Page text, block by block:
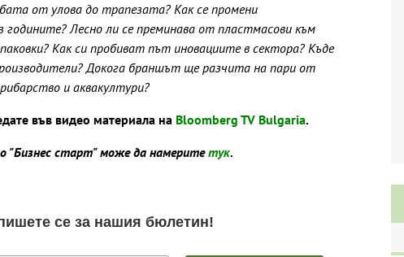
от улова до трапезата? Как се промени
годините? Лесно ли се преминава от пластмасови към
Как си пробиват път иновациите в сектора? Къде
Докога браншът ще разчита на пари от
и аквакултури?
във видео материала на Bloomberg TV Bulgaria.
"Бизнес старт" може да намеритетук.